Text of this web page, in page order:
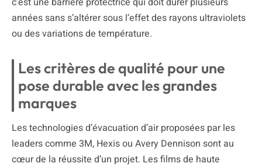
années sans s’altérer sous l’effet des rayons ultraviolets
ou des variations de température.
Les critères de qualité pour une
pose durable avec les grandes
marques
Les technologies d’évacuation d’air proposées par les
leaders comme 3M, Hexis ou Avery Dennison sont au
cœur de la réussite d’un projet. Les films de haute